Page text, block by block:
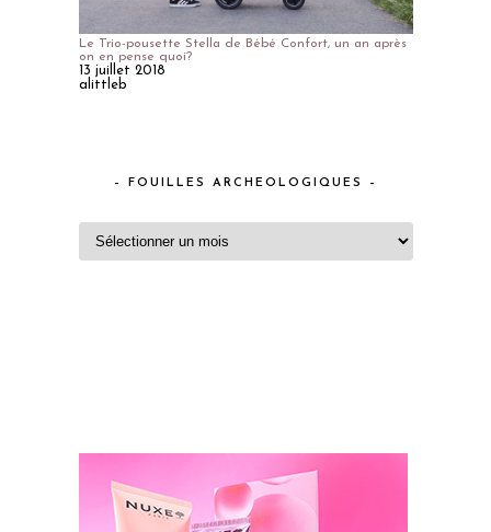
Le Trio-pousette Stella de Bébé Confort, un an après
on en pense quoi?
13 juillet 2018
alittleb
– FOUILLES ARCHEOLOGIQUES –